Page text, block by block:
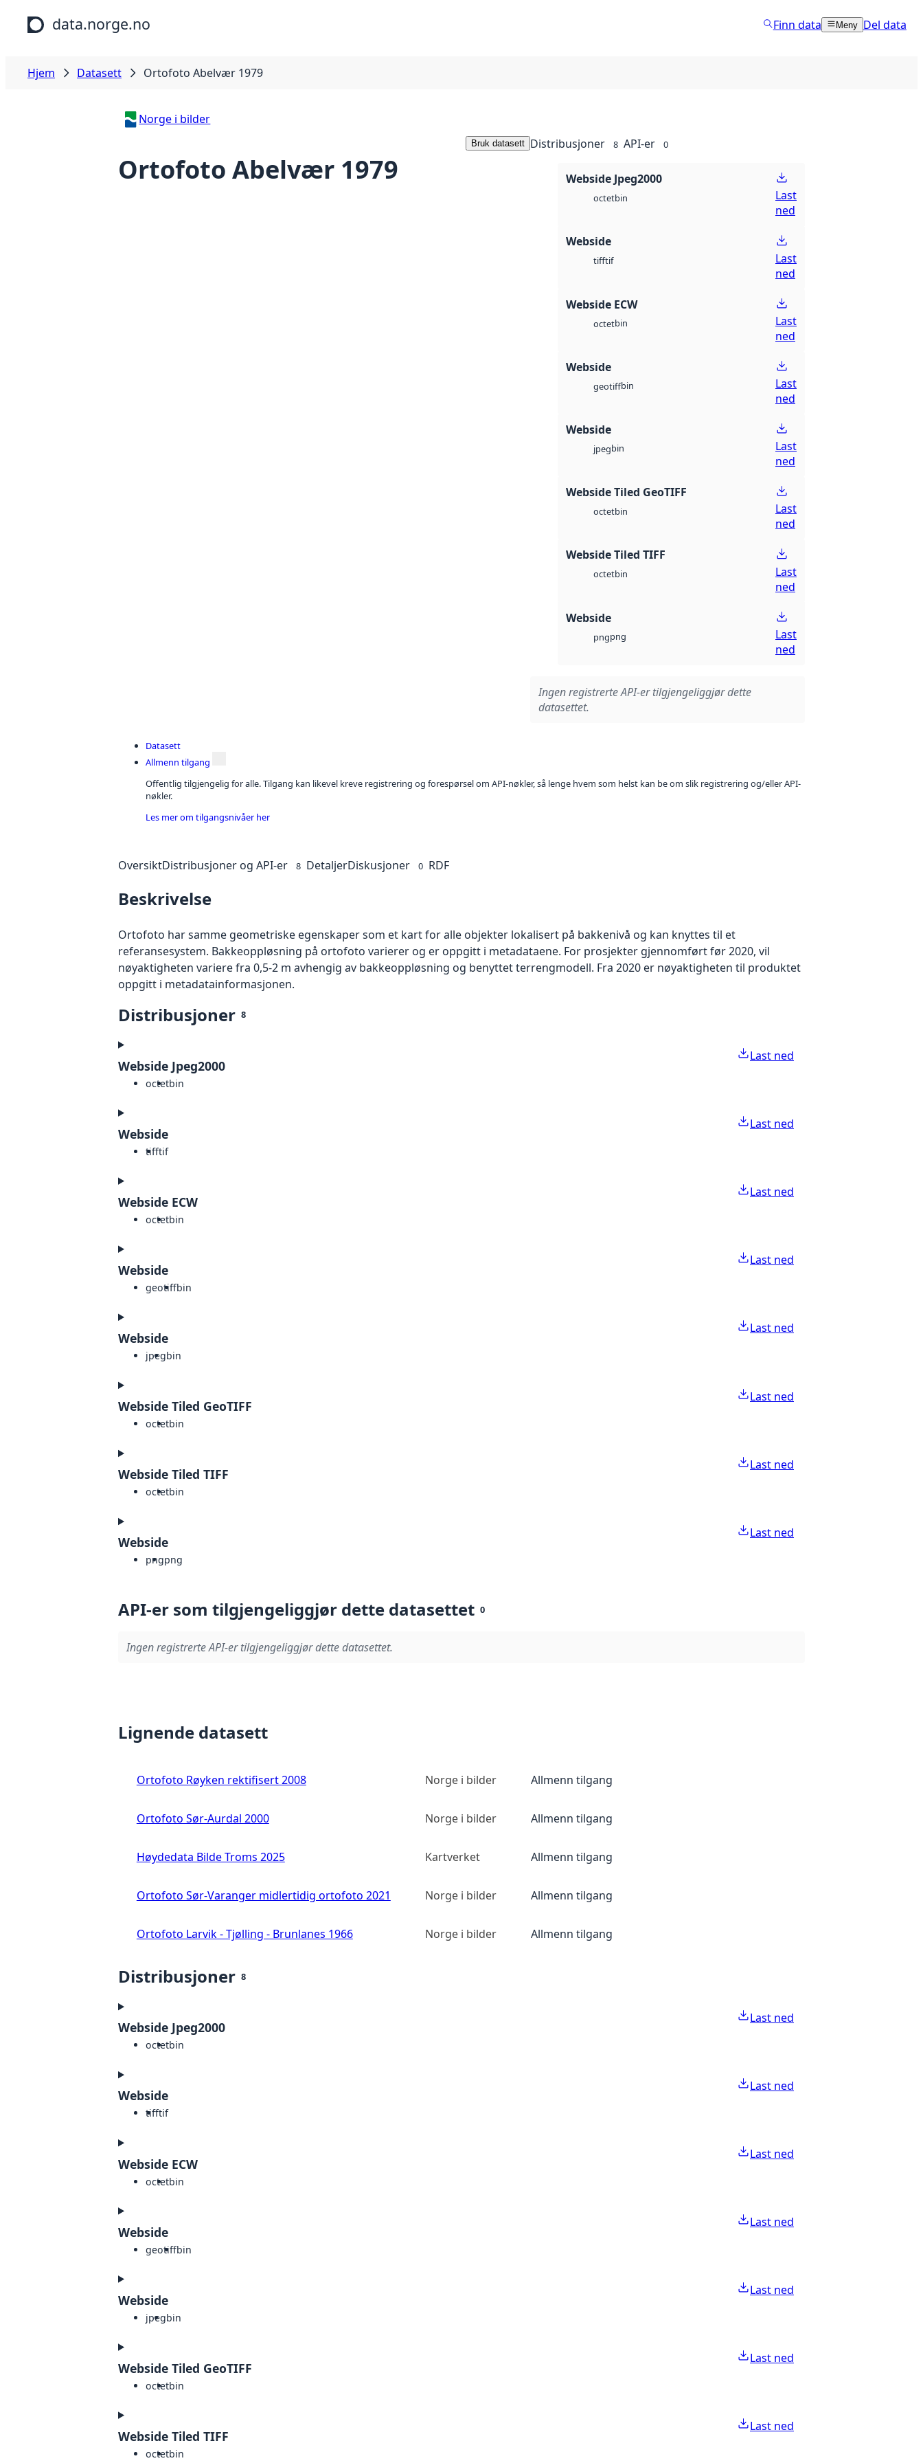
Hopp til hovedinnhold
data.norge.no Finn data Meny Del data
Hjem Datasett Ortofoto Abelvær 1979
Norge i bilder
Ortofoto Abelvær 1979
Bruk datasett Distribusjoner 8 API-er 0
Webside Jpeg2000
octetbin
Last
ned
Webside
tifftif
Last
ned
Webside ECW
octetbin
Last
ned
Webside
geotiffbin
Last
ned
Webside
jpegbin
Last
ned
Webside Tiled GeoTIFF
octetbin
Last
ned
Webside Tiled TIFF
octetbin
Last
ned
Webside
pngpng
Last
ned
Ingen registrerte API-er tilgjengeliggjør dette
datasettet.
Datasett
Allmenn tilgang
Offentlig tilgjengelig for alle. Tilgang kan likevel kreve registrering og forespørsel om API-nøkler, så lenge hvem som helst kan be om slik registrering og/eller API-
nøkler.
Les mer om tilgangsnivåer her
OversiktDistribusjoner og API-er 8 DetaljerDiskusjoner 0 RDF
Beskrivelse
Ortofoto har samme geometriske egenskaper som et kart for alle objekter lokalisert på bakkenivå og kan knyttes til et
referansesystem. Bakkeoppløsning på ortofoto varierer og er oppgitt i metadataene. For prosjekter gjennomført før 2020, vil
nøyaktigheten variere fra 0,5-2 m avhengig av bakkeoppløsning og benyttet terrengmodell. Fra 2020 er nøyaktigheten til produktet
oppgitt i metadatainformasjonen.
Distribusjoner 8
Webside Jpeg2000
octetbin
Last ned
Webside
tifftif
Last ned
Webside ECW
octetbin
Last ned
Webside
geotiffbin
Last ned
Webside
jpegbin
Last ned
Webside Tiled GeoTIFF
octetbin
Last ned
Webside Tiled TIFF
octetbin
Last ned
Webside
pngpng
Last ned
API-er som tilgjengeliggjør dette datasettet 0
Ingen registrerte API-er tilgjengeliggjør dette datasettet.
Lignende datasett
Ortofoto Røyken rektifisert 2008 Norge i bilder Allmenn tilgang
Ortofoto Sør-Aurdal 2000 Norge i bilder Allmenn tilgang
Høydedata Bilde Troms 2025 Kartverket Allmenn tilgang
Ortofoto Sør-Varanger midlertidig ortofoto 2021 Norge i bilder Allmenn tilgang
Ortofoto Larvik - Tjølling - Brunlanes 1966 Norge i bilder Allmenn tilgang
Distribusjoner 8
Webside Jpeg2000
octetbin
Last ned
Webside
tifftif
Last ned
Webside ECW
octetbin
Last ned
Webside
geotiffbin
Last ned
Webside
jpegbin
Last ned
Webside Tiled GeoTIFF
octetbin
Last ned
Webside Tiled TIFF
octetbin
Last ned